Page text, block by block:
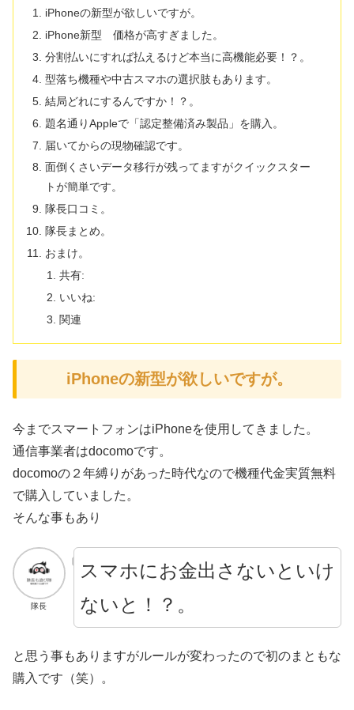
iPhoneの新型が欲しいですが。
iPhone新型 価格が高すぎました。
分割払いにすれば払えるけど本当に高機能必要！？。
型落ち機種や中古スマホの選択肢もあります。
結局どれにするんですか！？。
題名通りAppleで「認定整備済み製品」を購入。
届いてからの現物確認です。
面倒くさいデータ移行が残ってますがクイックスター
トが簡単です。
隊長口コミ。
隊長まとめ。
おまけ。
共有:
いいね:
関連
iPhoneの新型が欲しいですが。
今までスマートフォンはiPhoneを使用してきました。
通信事業者はdocomoです。
docomoの２年縛りがあった時代なので機種代金実質無料
で購入していました。
そんな事もあり
隊長
スマホにお金出さないといけ
ないと ！？。
と思う事もありますがルールが変わったので初のまともな
購入です（笑）。